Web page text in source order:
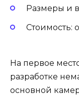
Размеры и
Стоимость:
На первое
разработке
основной